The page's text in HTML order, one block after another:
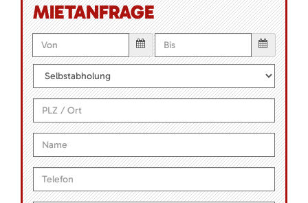
MIETANFRAGE